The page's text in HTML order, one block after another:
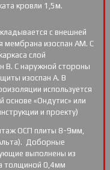
кровли 1,5м.
с внешней
мембрана изоспан АМ. С
слой
В. С наружной стороны
изоспан А. В
используется
основе «Ондутис» или
и проекту)
ОСП плиты 8-9мм,
Доборные
выполнены из
толщиной 0,4мм